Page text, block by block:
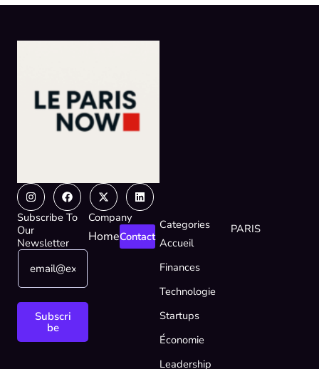
InstagramFacebook
X-
twitter
Linkedin
Subscribe To
Our
Newsletter
E
a
i
E
E
a
Subscri
be
Company
HomeContact
Categories
Accueil
Finances
Technologie
Startups
Économie
Leadership
PARIS